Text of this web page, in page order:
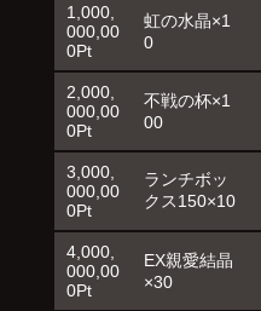
1,000,
000,00
0Pt
虹の水晶×1
0
2,000,
000,00
0Pt
不戦の杯×1
00
3,000,
000,00
0Pt
ランチボッ
クス150×10
4,000,
000,00
0Pt
EX親愛結晶
×30